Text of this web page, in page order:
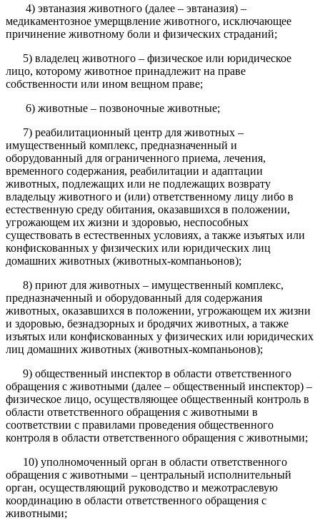
4) эвтаназия животного (далее – эвтаназия) –
медикаментозное умерщвление животного, исключающее
причинение животному боли и физических страданий;
5) владелец животного – физическое или юридическое
лицо, которому животное принадлежит на праве
собственности или ином вещном праве;
6) животные – позвоночные животные;
7) реабилитационный центр для животных –
имущественный комплекс, предназначенный и
оборудованный для ограниченного приема, лечения,
временного содержания, реабилитации и адаптации
животных, подлежащих или не подлежащих возврату
владельцу животного и (или) ответственному лицу либо в
естественную среду обитания, оказавшихся в положении,
угрожающем их жизни и здоровью, неспособных
существовать в естественных условиях, а также изъятых или
конфискованных у физических или юридических лиц
домашних животных (животных-компаньонов);
8) приют для животных – имущественный комплекс,
предназначенный и оборудованный для содержания
животных, оказавшихся в положении, угрожающем их жизни
и здоровью, безнадзорных и бродячих животных, а также
изъятых или конфискованных у физических или юридических
лиц домашних животных (животных-компаньонов);
9) общественный инспектор в области ответственного
обращения с животными (далее – общественный инспектор) –
физическое лицо, осуществляющее общественный контроль в
области ответственного обращения с животными в
соответствии с правилами проведения общественного
контроля в области ответственного обращения с животными;
10) уполномоченный орган в области ответственного
обращения с животными – центральный исполнительный
орган, осуществляющий руководство и межотраслевую
координацию в области ответственного обращения с
животными;